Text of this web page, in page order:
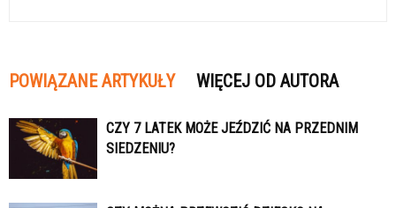
POWIĄZANE ARTYKUŁY WIĘCEJ OD AUTORA
CZY 7 LATEK MOŻE JEŹDZIĆ NA PRZEDNIM
SIEDZENIU?